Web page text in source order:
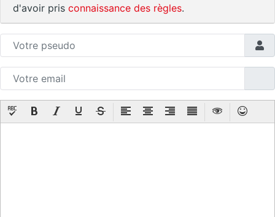
d'avoir pris connaissance des règles.